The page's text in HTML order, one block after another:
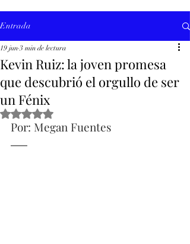
Entrada
Kevin Ruiz: la joven promesa
que descubrió el orgullo de ser
un Fénix
19 jun 3 min de lectura
Obtuvo NaN de 5 estrellas.
Por: Megan Fuentes